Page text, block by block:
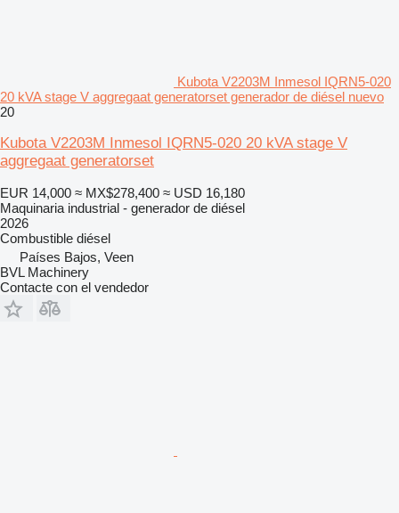
Kubota V2203M Inmesol IQRN5-020
20 kVA stage V aggregaat generatorset generador de diésel nuevo
20
Kubota V2203M Inmesol IQRN5-020 20 kVA stage V
aggregaat generatorset
EUR 14,000 ≈ MX$278,400 ≈ USD 16,180
Maquinaria industrial - generador de diésel
2026
Combustible diésel
Países Bajos, Veen
BVL Machinery
Contacte con el vendedor